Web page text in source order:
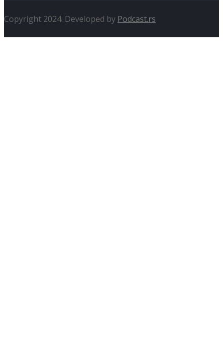
Copyright 2024. Developed by Podcast.rs